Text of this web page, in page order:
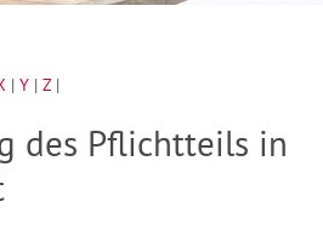
| Y | Z|
des Pflichtteils in